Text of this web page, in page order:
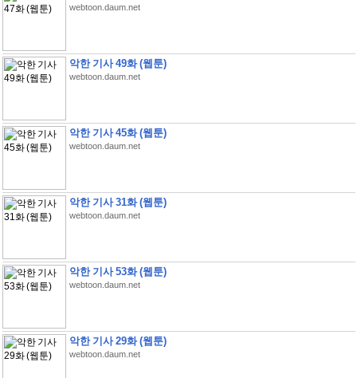
webtoon.daum.net
악한 기사 49화 (웹툰)
webtoon.daum.net
악한 기사 45화 (웹툰)
webtoon.daum.net
악한 기사 31화 (웹툰)
webtoon.daum.net
악한 기사 53화 (웹툰)
webtoon.daum.net
악한 기사 29화 (웹툰)
webtoon.daum.net